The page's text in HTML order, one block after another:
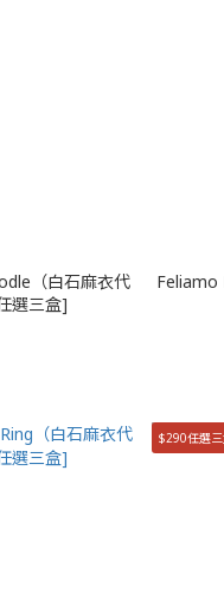
（白石麻衣代
選三盒]
$290任選